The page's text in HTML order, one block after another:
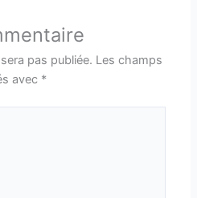
pas publiée. Les champs
avec *